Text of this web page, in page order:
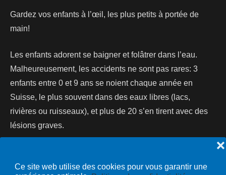
Ce site web utilise des cookies pour vous garantir une
❌
Gardez vos enfants à l’œil, les plus petits à portée de
main!
Les enfants adorent se baigner et folâtrer dans l’eau.
Malheureusement, les accidents ne sont pas rares: 3
enfants entre 0 et 9 ans se noient chaque année en
Suisse, le plus souvent dans des eaux libres (lacs,
rivières ou ruisseaux), et plus de 20 s’en tirent avec des
lésions graves.